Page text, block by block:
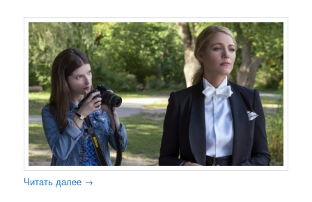
Читать далее →